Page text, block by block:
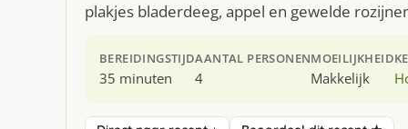
plakjes bladerdeeg, appel en gewelde
BEREIDINGSTIJD
35 minuten
AANTAL PERSONEN
4
MOEILIJKHEID
Makkelijk